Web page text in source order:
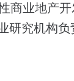
商业地产
研究机构负